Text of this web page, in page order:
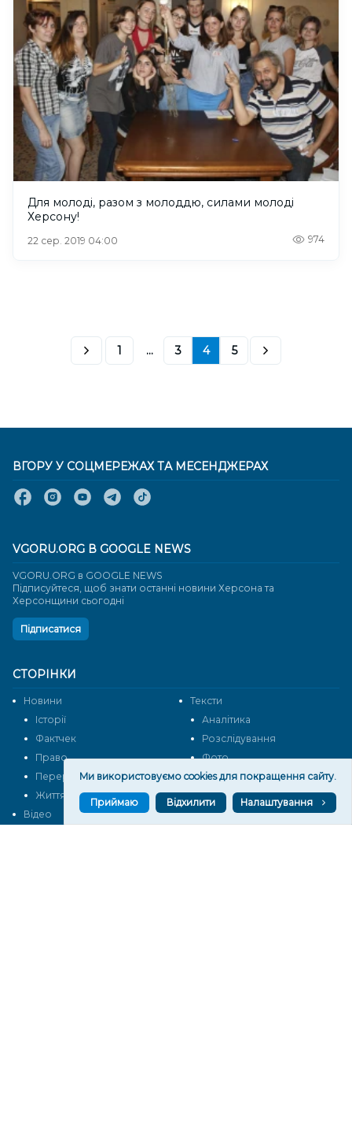
Для молоді, разом з молоддю, силами молоді
Херсону!
22 сер. 2019 04:00 974
1 ... 3 4 5
СТОРІНКИ
Новини
Тексти
Історії
Аналітика
Фактчек
Розслідування
Право
Фото
Перерва на каву
Промо
Життя
Блоги
Відео
Архів
ВГОРУ У СОЦМЕРЕЖАХ ТА МЕСЕНДЖЕРАХ
VGORU.ORG В GOOGLE NEWS
VGORU.ORG в GOOGLE NEWS
Підписуйтеся, щоб знати останні новини Херсона та
Херсонщини сьогодні
Підписатися
Ми використовуємо cookies для покращення сайту.
Приймаю Відхилити Налаштування